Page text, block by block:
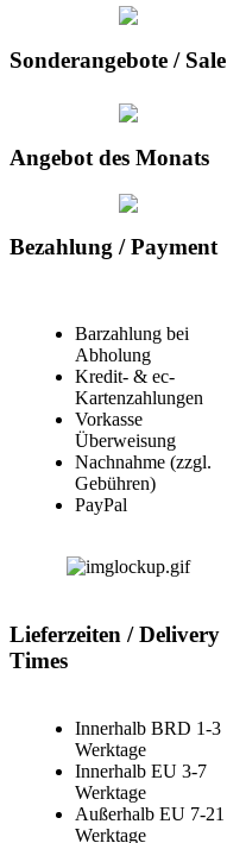
Sonderangebote / Sale
Angebot des Monats
Bezahlung / Payment
Barzahlung bei
Abholung
Kredit- & ec-
Kartenzahlungen
Vorkasse
Überweisung
Nachnahme (zzgl.
Gebühren)
PayPal
Lieferzeiten / Delivery
Times
Innerhalb BRD 1-3
Werktage
Innerhalb EU 3-7
Werktage
Außerhalb EU 7-21
Werktage